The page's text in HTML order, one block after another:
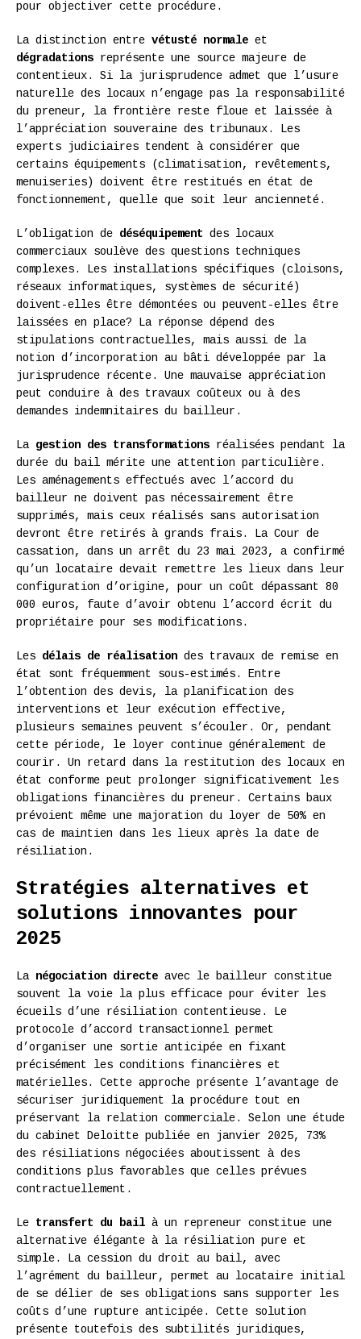
pour objectiver cette procédure.
La distinction entre vétusté normale et
dégradations représente une source majeure de
contentieux. Si la jurisprudence admet que l’usure
naturelle des locaux n’engage pas la responsabilité
du preneur, la frontière reste floue et laissée à
l’appréciation souveraine des tribunaux. Les
experts judiciaires tendent à considérer que
certains équipements (climatisation, revêtements,
menuiseries) doivent être restitués en état de
fonctionnement, quelle que soit leur ancienneté.
L’obligation de déséquipement des locaux
commerciaux soulève des questions techniques
complexes. Les installations spécifiques (cloisons,
réseaux informatiques, systèmes de sécurité)
doivent-elles être démontées ou peuvent-elles être
laissées en place? La réponse dépend des
stipulations contractuelles, mais aussi de la
notion d’incorporation au bâti développée par la
jurisprudence récente. Une mauvaise appréciation
peut conduire à des travaux coûteux ou à des
demandes indemnitaires du bailleur.
La gestion des transformations réalisées pendant la
durée du bail mérite une attention particulière.
Les aménagements effectués avec l’accord du
bailleur ne doivent pas nécessairement être
supprimés, mais ceux réalisés sans autorisation
devront être retirés à grands frais. La Cour de
cassation, dans un arrêt du 23 mai 2023, a confirmé
qu’un locataire devait remettre les lieux dans leur
configuration d’origine, pour un coût dépassant 80
000 euros, faute d’avoir obtenu l’accord écrit du
propriétaire pour ses modifications.
Les délais de réalisation des travaux de remise en
état sont fréquemment sous-estimés. Entre
l’obtention des devis, la planification des
interventions et leur exécution effective,
plusieurs semaines peuvent s’écouler. Or, pendant
cette période, le loyer continue généralement de
courir. Un retard dans la restitution des locaux en
état conforme peut prolonger significativement les
obligations financières du preneur. Certains baux
prévoient même une majoration du loyer de 50% en
cas de maintien dans les lieux après la date de
résiliation.
Stratégies alternatives et
solutions innovantes pour
2025
La négociation directe avec le bailleur constitue
souvent la voie la plus efficace pour éviter les
écueils d’une résiliation contentieuse. Le
protocole d’accord transactionnel permet
d’organiser une sortie anticipée en fixant
précisément les conditions financières et
matérielles. Cette approche présente l’avantage de
sécuriser juridiquement la procédure tout en
préservant la relation commerciale. Selon une étude
du cabinet Deloitte publiée en janvier 2025, 73%
des résiliations négociées aboutissent à des
conditions plus favorables que celles prévues
contractuellement.
Le transfert du bail à un repreneur constitue une
alternative élégante à la résiliation pure et
simple. La cession du droit au bail, avec
l’agrément du bailleur, permet au locataire initial
de se délier de ses obligations sans supporter les
coûts d’une rupture anticipée. Cette solution
présente toutefois des subtilités juridiques,